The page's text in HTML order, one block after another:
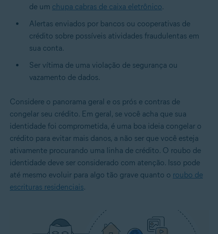
de um chupa cabras de caixa eletrônico.
Alertas enviados por bancos ou cooperativas de
crédito sobre possíveis atividades fraudulentas em
sua conta.
Ser vítima de uma violação de segurança ou
vazamento de dados.
Considere o panorama geral e os prós e contras de
congelar seu crédito. Em geral, se você acha que sua
identidade foi comprometida, é uma boa ideia congelar o
crédito para evitar mais danos, a não ser que você esteja
ativamente procurando uma linha de crédito. O roubo de
identidade deve ser considerado com atenção. Isso pode
até mesmo evoluir para algo tão grave quanto o roubo de
escrituras residenciais.